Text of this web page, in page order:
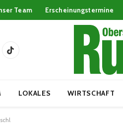
Team Erscheinungstermine
TikTok
LOKALES WIRTSCHAFT